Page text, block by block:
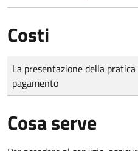
Costi
Tipo di pagamento
Importo
La presentazione della
pagamento
Cosa serve